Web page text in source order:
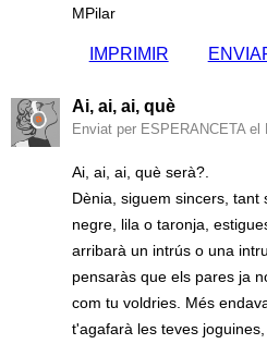
MPilar
IMPRIMIR
Ai, ai, ai, què
Enviat per ESPERANCETA el
Ai, ai, ai, què serà?.
Dènia, siguem sincers, tant
negre, lila o taronja,
arribarà un intrús o una
pensaràs que els pares ja
com tu voldries. Més
t'agafarà les teves